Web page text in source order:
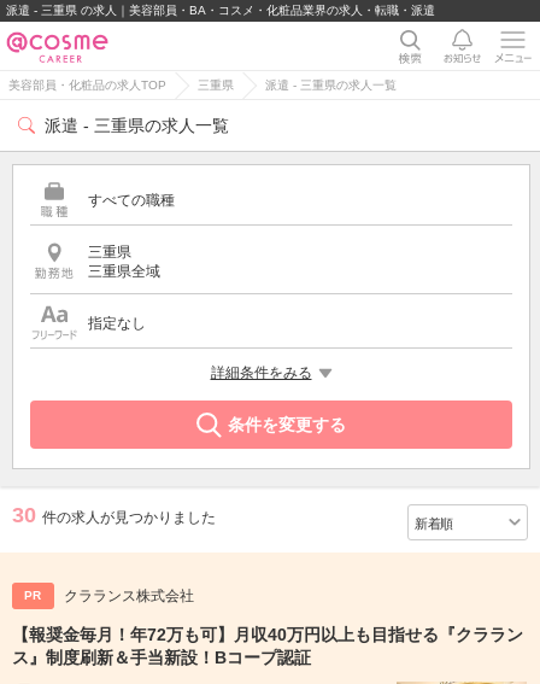
派遣 - 三重県 の求人｜美容部員・BA・コスメ・化粧品業界の求人・転職・派遣
美容部員・化粧品の求人TOP 三重県 派遣 - 三重県の求人一覧
派遣 - 三重県の求人一覧
すべての職種
三重県
三重県全域
指定なし
詳細条件をみる
条件を変更する
30 件の求人が見つかりました
PR クラランス株式会社
【報奨金毎月！年72万も可】月収40万円以上も目指せる『クララン
ス』制度刷新＆手当新設！Bコープ認証